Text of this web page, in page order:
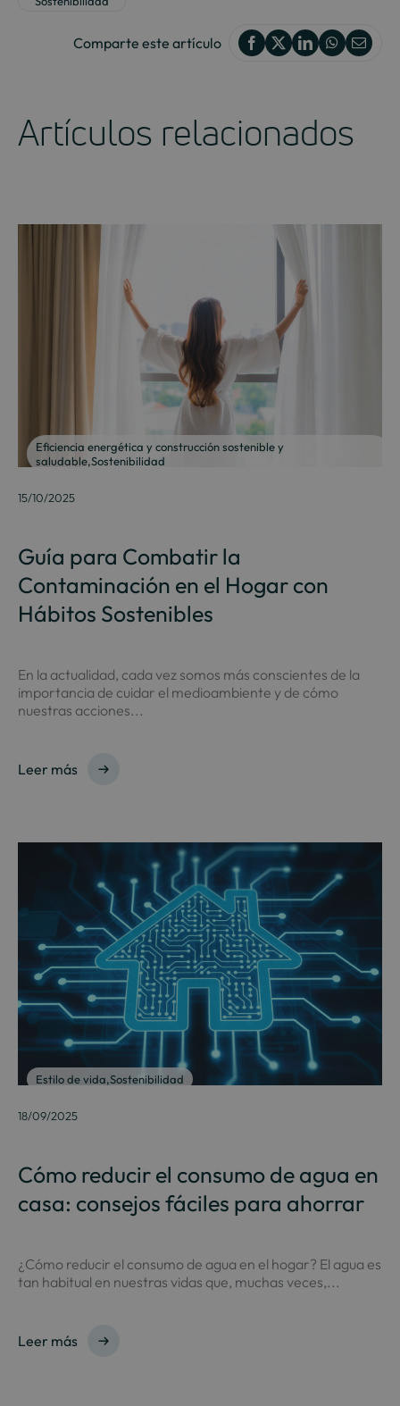
Comparte este artículo
Artículos relacionados
Eficiencia energética y construcción sostenible y
saludable,Sostenibilidad
15/10/2025
Guía para Combatir la
Contaminación en el Hogar con
Hábitos Sostenibles
En la actualidad, cada vez somos más conscientes de la
importancia de cuidar el medioambiente y de cómo
nuestras acciones...
Leer más
Estilo de vida,Sostenibilidad
18/09/2025
Cómo reducir el consumo de agua en
casa: consejos fáciles para ahorrar
¿Cómo reducir el consumo de agua en el hogar? El agua es
tan habitual en nuestras vidas que, muchas veces,...
Leer más